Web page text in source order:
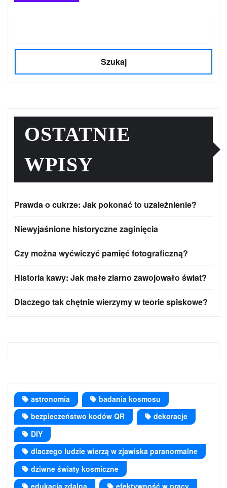
Szukaj
OSTATNIE
WPISY
Prawda o cukrze: Jak pokonać to uzależnienie?
Niewyjaśnione historyczne zaginięcia
Czy można wyćwiczyć pamięć fotograficzną?
Historia kawy: Jak małe ziarno zawojowało świat?
Dlaczego tak chętnie wierzymy w teorie spiskowe?
astronomia
badania kosmosu
bezpieczeństwo kodów QR
dekoracje
DIY
dlaczego ludzie wierzą w zjawiska paranormalne
dziwne światy kosmiczne
edukacja zdalna
efektywność w pracy